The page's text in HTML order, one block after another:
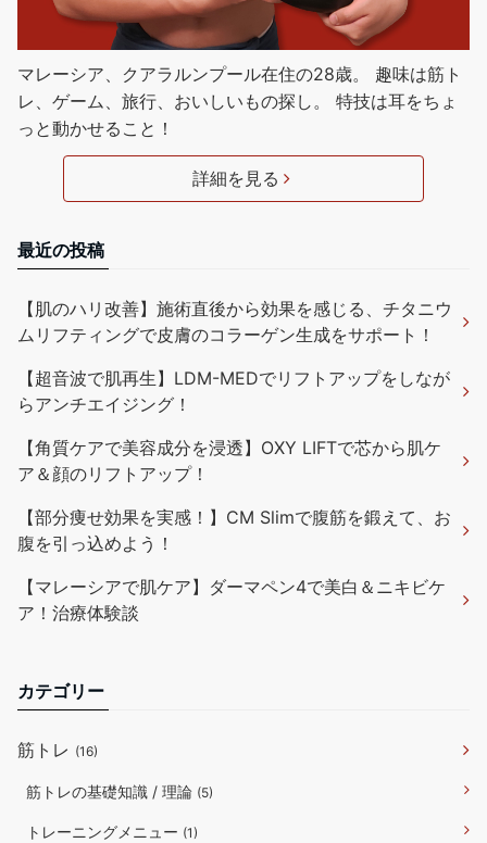
マレーシア、クアラルンプール在住の28歳。 趣味は筋ト
レ、ゲーム、旅行、おいしいもの探し。 特技は耳をちょ
っと動かせること！
詳細を見る
最近の投稿
【肌のハリ改善】施術直後から効果を感じる、チタニウ
ムリフティングで皮膚のコラーゲン生成をサポート！
【超音波で肌再生】LDM-MEDでリフトアップをしなが
らアンチエイジング！
【角質ケアで美容成分を浸透】OXY LIFTで芯から肌ケ
ア＆顔のリフトアップ！
【部分痩せ効果を実感！】CM Slimで腹筋を鍛えて、お
腹を引っ込めよう！
【マレーシアで肌ケア】ダーマペン4で美白＆ニキビケ
ア！治療体験談
カテゴリー
筋トレ (16)
筋トレの基礎知識 / 理論 (5)
トレーニングメニュー (1)